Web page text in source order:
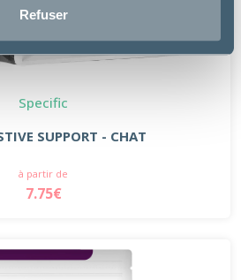
Refuser
Specific
SUPPORT - CHAT
à partir de
7.75€